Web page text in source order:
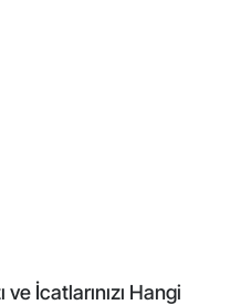
İcatlarınızı Hangi